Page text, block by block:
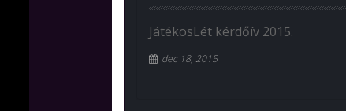
JátékosLét kérdőív 2015.
dec 18, 2015